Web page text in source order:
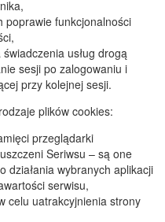
poprawie funkcjonalności
usług drogą
sesji po zalogowaniu i
przy kolejnej sesji.
plików cookies:
przeglądarki
Seriwsu – są one
działania wybranych aplikacji
serwisu,
celu uatrakcyjnienia strony